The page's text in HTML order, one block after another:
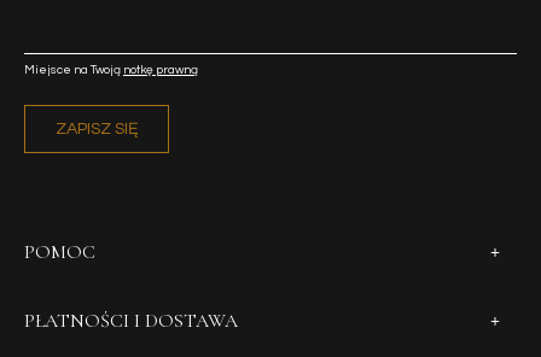
ZAPISZ SIĘ
Miejsce na Twoją notkę prawną
POMOC
PŁATNOŚCI I DOSTAWA